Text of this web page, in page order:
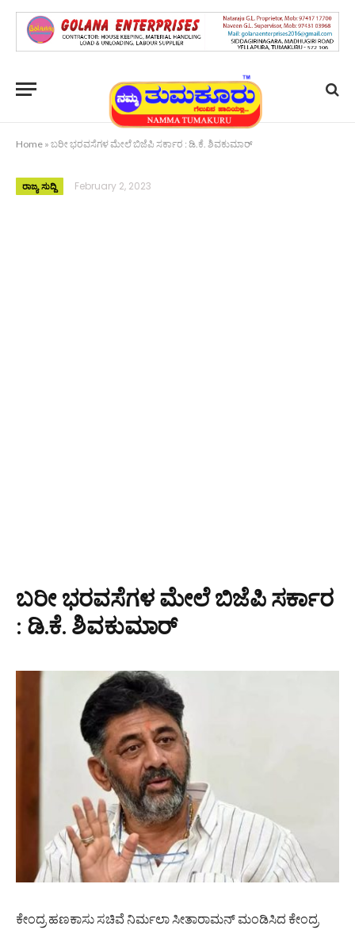
Home » ಬರೀ ಭರವಸೆಗಳ ಮೇಲೆ ಬಿಜೆಪಿ ಸರ್ಕಾರ : ಡಿ.ಕೆ. ಶಿವಕುಮಾರ್
ರಾಜ್ಯ ಸುದ್ದಿ February 2, 2023
ಬರೀ ಭರವಸೆಗಳ ಮೇಲೆ ಬಿಜೆಪಿ ಸರ್ಕಾರ
: ಡಿ.ಕೆ. ಶಿವಕುಮಾರ್
ಕೇಂದ್ರ ಹಣಕಾಸು ಸಚಿವೆ ನಿರ್ಮಲಾ ಸೀತಾರಾಮನ್ ಮಂಡಿಸಿದ ಕೇಂದ್ರ